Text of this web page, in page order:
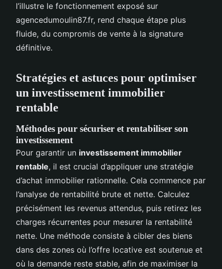
l’illustre le fonctionnement exposé sur
agencedumoulin87.fr, rend chaque étape plus
fluide, du compromis de vente à la signature
définitive.
Stratégies et astuces pour optimiser
un investissement immobilier
rentable
Méthodes pour sécuriser et rentabiliser son
investissement
Pour garantir un investissement immobilier
rentable, il est crucial d’appliquer une stratégie
d’achat immobilier rationnelle. Cela commence par
l’analyse de rentabilité brute et nette. Calculez
précisément les revenus attendus, puis retirez les
charges récurrentes pour mesurer la rentabilité
nette. Une méthode consiste à cibler des biens
dans des zones où l’offre locative est soutenue et
où la demande reste stable, afin de maximiser la